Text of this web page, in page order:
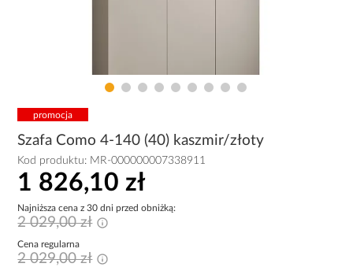
promocja
Szafa Como 4-140 (40) kaszmir/złoty
Kod produktu: MR-000000007338911
1 826,10 zł
Najniższa cena z 30 dni przed obniżką:
2 029,00 zł
Cena regularna
2 029,00 zł